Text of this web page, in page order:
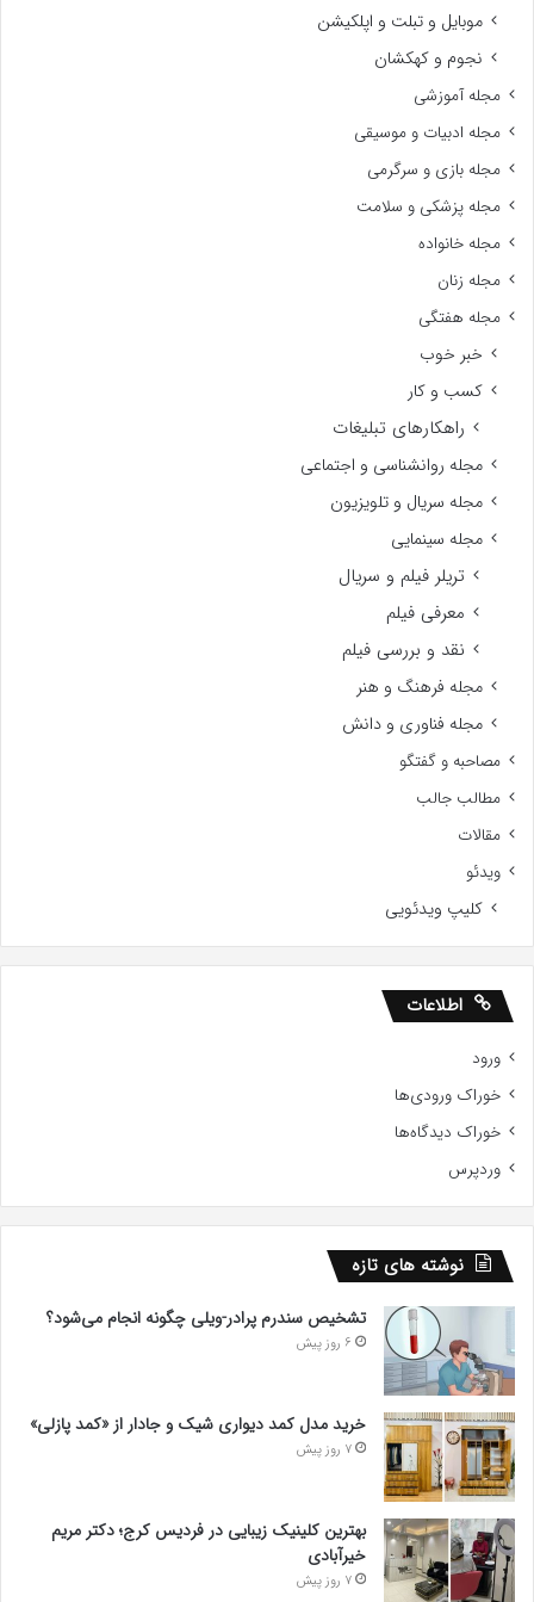
موبایل و تبلت و اپلکیشن
نجوم و کهکشان
مجله آموزشی
مجله ادبیات و موسیقی
مجله بازی و سرگرمی
مجله پزشکی و سلامت
مجله خانواده
مجله زنان
مجله هفتگی
خبر خوب
کسب و کار
راهکارهای تبلیغات
مجله روانشناسی و اجتماعی
مجله سریال و تلویزیون
مجله سینمایی
تریلر فیلم و سریال
معرفی فیلم
نقد و بررسی فیلم
مجله فرهنگ و هنر
مجله فناوری و دانش
مصاحبه و گفتگو
مطالب جالب
مقالات
ویدئو
کلیپ ویدئویی
اطلاعات
ورود
خوراک ورودی‌ها
خوراک دیدگاه‌ها
وردپرس
نوشته های تازه
تشخیص سندرم پرادر-ویلی چگونه انجام می‌شود؟
6 روز پیش
خرید مدل کمد دیواری شیک و جادار از «کمد پازلی»
7 روز پیش
بهترین کلینیک زیبایی در فردیس کرج؛ دکتر مریم
خیرآبادی
7 روز پیش